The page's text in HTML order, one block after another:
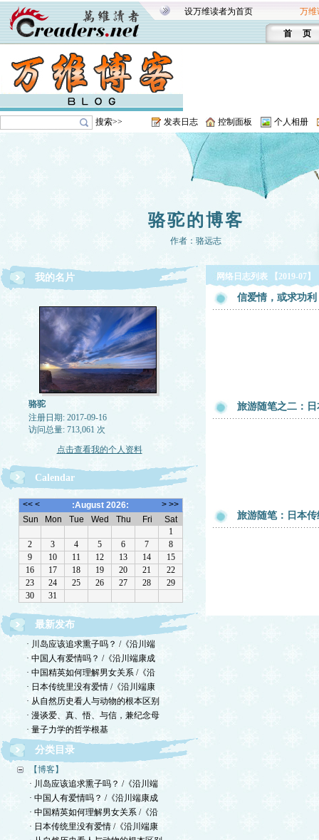
设万维读者为首页 万维
首 页
搜索>> 发表日志 控制面板 个人相册
骆驼的博客
作者：骆远志
我的名片
骆驼
注册日期: 2017-09-16
访问总量: 713,061 次
点击查看我的个人资料
Calendar
最新发布
· 川岛应该追求熏子吗？ /《沿川端
· 中国人有爱情吗？ /《沿川端康成
· 中国精英如何理解男女关系 /《沿
· 日本传统里没有爱情 /《沿川端康
· 从自然历史看人与动物的根本区别
· 漫谈爱、真、悟、与信，兼纪念母
· 量子力学的哲学根基
分类目录
【博客】
· 川岛应该追求熏子吗？ /《沿川端
· 中国人有爱情吗？ /《沿川端康成
· 中国精英如何理解男女关系 /《沿
· 日本传统里没有爱情 /《沿川端康
网络日志列表 【2019-07】
信爱情，或求功利
旅游随笔之二：
旅游随笔：日本